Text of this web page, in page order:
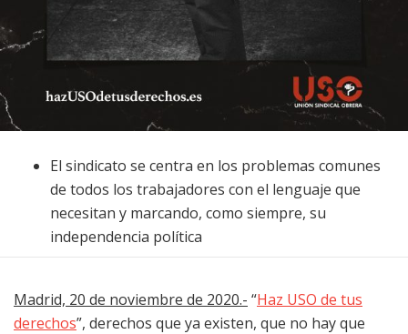
El sindicato se centra en los problemas comunes
de todos los trabajadores con el lenguaje que
necesitan y marcando, como siempre, su
independencia política
Madrid, 20 de noviembre de 2020.- “Haz USO de tus
derechos”, derechos que ya existen, que no hay que